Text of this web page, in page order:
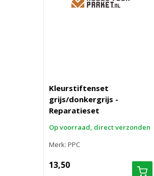
Kleurstiftenset
grijs/donkergrijs -
Reparatieset
Op voorraad, direct verzonden
Merk: PPC
13,50